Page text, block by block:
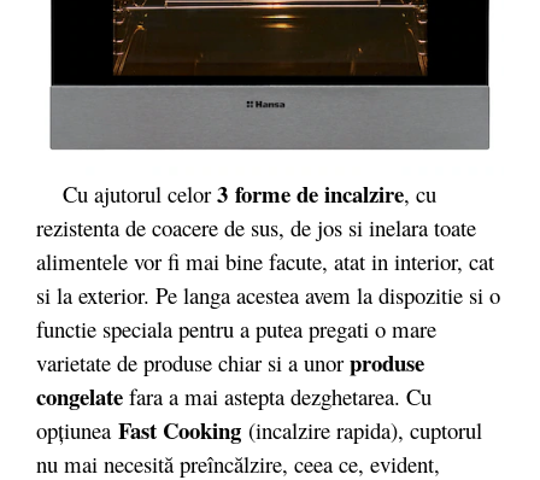
Cu ajutorul celor 3 forme de incalzire, cu
rezistenta de coacere de sus, de jos si inelara toate
alimentele vor fi mai bine facute, atat in interior, cat
si la exterior. Pe langa acestea avem la dispozitie si o
functie speciala pentru a putea pregati o mare
varietate de produse chiar si a unor produse
congelate fara a mai astepta dezghetarea. Cu
opţiunea Fast Cooking (incalzire rapida), cuptorul
nu mai necesită preîncălzire, ceea ce, evident,